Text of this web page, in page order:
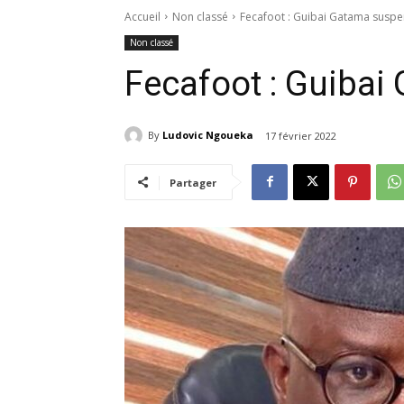
Accueil Non classé Fecafoot : Guibai Gatama
Non classé
Fecafoot : Guibai
By Ludovic Ngoueka 17 février 2022
Partager